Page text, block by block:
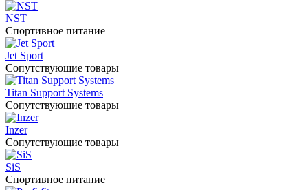
NST
Спортивное питание
Jet Sport
Сопутствующие товары
Titan Support Systems
Сопутствующие товары
Inzer
Сопутствующие товары
SiS
Спортивное питание